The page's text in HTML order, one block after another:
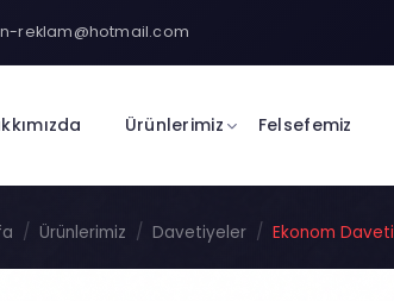
reklam@hotmail.com
Ürünlerimiz Felsefemiz
Ürünlerimiz Davetiyeler Ekonom